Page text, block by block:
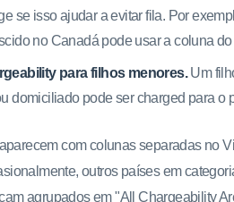
se isso ajudar a evitar fila. Por
no Canadá pode usar a coluna
para filhos menores.Um
domiciliado pode ser charged para o
com colunas separadas no
outros países em
agrupados em "All Chargeability